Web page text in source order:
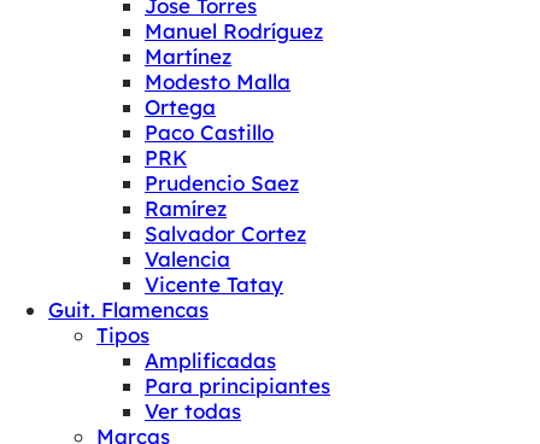
Manuel Rodríguez
Martínez
Modesto Malla
Ortega
Paco Castillo
PRK
Prudencio Saez
Ramírez
Salvador Cortez
Valencia
Vicente Tatay
Guit. Flamencas
Tipos
Amplificadas
Para principiantes
Ver todas
Marcas